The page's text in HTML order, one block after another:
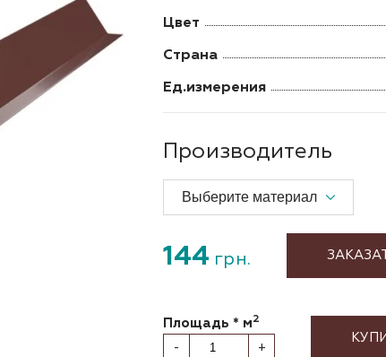
Цвет
Страна
Ед.измерения
Производитель
144 грн.
Площадь * м2
- +